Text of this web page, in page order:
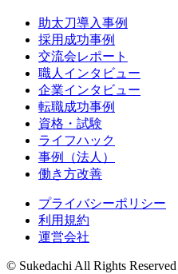
助太刀導入事例
採用成功事例
交流会レポート
職人インタビュー
企業インタビュー
転職成功事例
資格・試験
ライフハック
事例（法人）
働き方改善
プライバシーポリシー
利用規約
運営会社
© Sukedachi All Rights Reserved